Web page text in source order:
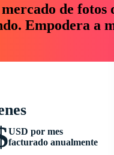
mercado de
Empodera a
USD por mes
facturado anualmente